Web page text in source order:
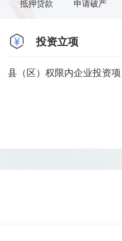
抵押贷款 申请破产
投资立项
县（区）权限内企业投资